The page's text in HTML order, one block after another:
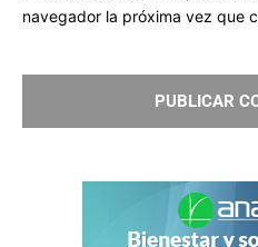
navegador la próxima vez que